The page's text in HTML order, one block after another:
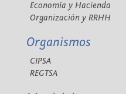
Economía y Hacienda
Organización y RRHH
Organismos
CIPSA
REGTSA